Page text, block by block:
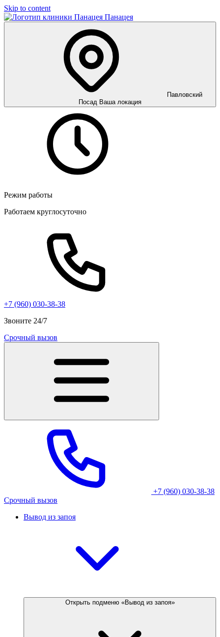
Skip to content
Панацея
Павловский
Посад Ваша локация
Режим работы
Работаем круглосуточно
+7 (960) 030-38-38
Звоните 24/7
Срочный вызов
+7 (960) 030-38-38
Срочный вызов
Вывод из запоя
Открыть подменю «Вывод из запоя»